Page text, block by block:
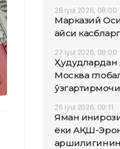
28 iyul 2026, 08:00
Марказий
қайси
27 iyul 2026, 08:00
Ҳудудлардан
Москва
ўзгартирмоқчи
26 iyul 2026, 09:11
Яман
ёки АҚШ-Эрон